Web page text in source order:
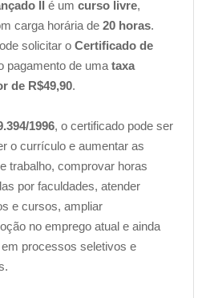
II é um curso livre,
carga horária de 20 horas.
solicitar o Certificado de
pagamento de uma taxa
de R$49,90.
1996, o certificado pode ser
o currículo e aumentar as
trabalho, comprovar horas
por faculdades, atender
e cursos, ampliar
no emprego atual e ainda
processos seletivos e